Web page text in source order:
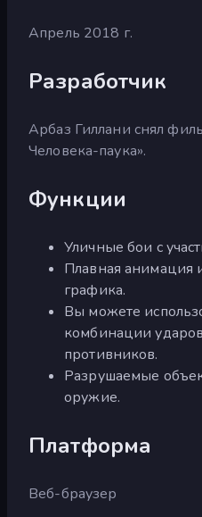
Апрель 2018 г.
Разработчик
Арбаз Гиллани снял
Человека-паука».
Функции
Уличные бои с
Плавная анимация
графика.
Вы можете
комбинации
противников.
Разрушаемые
оружие.
Платформа
Веб-браузер